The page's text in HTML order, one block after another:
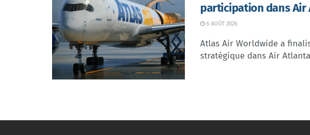
participation dans Air
6 AOÛT 2026
Atlas Air Worldwide a
stratégique dans Air